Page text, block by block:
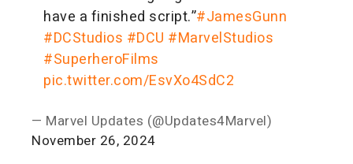
have a finished script.”#JamesGunn
#DCStudios #DCU #MarvelStudios
#SuperheroFilms
pic.twitter.com/EsvXo4SdC2
— Marvel Updates (@Updates4Marvel)
November 26, 2024